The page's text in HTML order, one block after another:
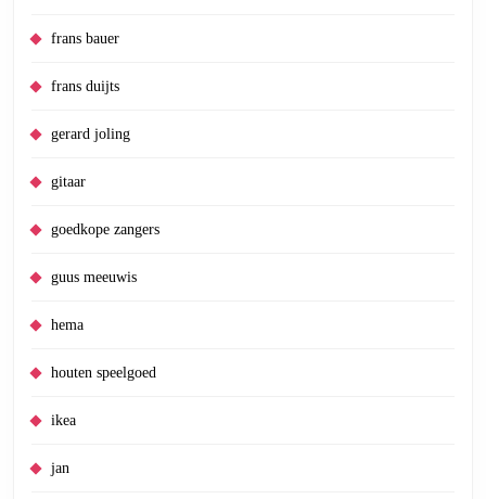
frans bauer
frans duijts
gerard joling
gitaar
goedkope zangers
guus meeuwis
hema
houten speelgoed
ikea
jan